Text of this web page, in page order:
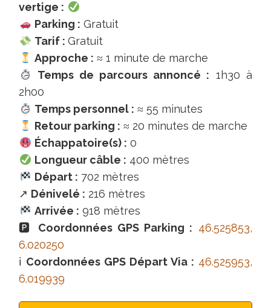
vertige :
Parking : Gratuit
Tarif : Gratuit
Approche : ≈ 1 minute de marche
Temps de parcours annoncé : 1h30 à
2h00
Temps personnel : ≈ 55 minutes
Retour parking : ≈ 20 minutes de marche
Échappatoire(s) : 0
Longueur câble : 400 mètres
Départ : 702 mètres
↗ Dénivelé : 216 mètres
Arrivée : 918 mètres
🅿 Coordonnées GPS Parking : 46.525853,
6.020250
ℹ Coordonnées GPS Départ Via : 46.525953,
6.019939